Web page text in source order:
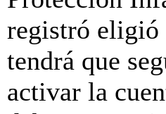
registró eligió
tendrá que
activar la